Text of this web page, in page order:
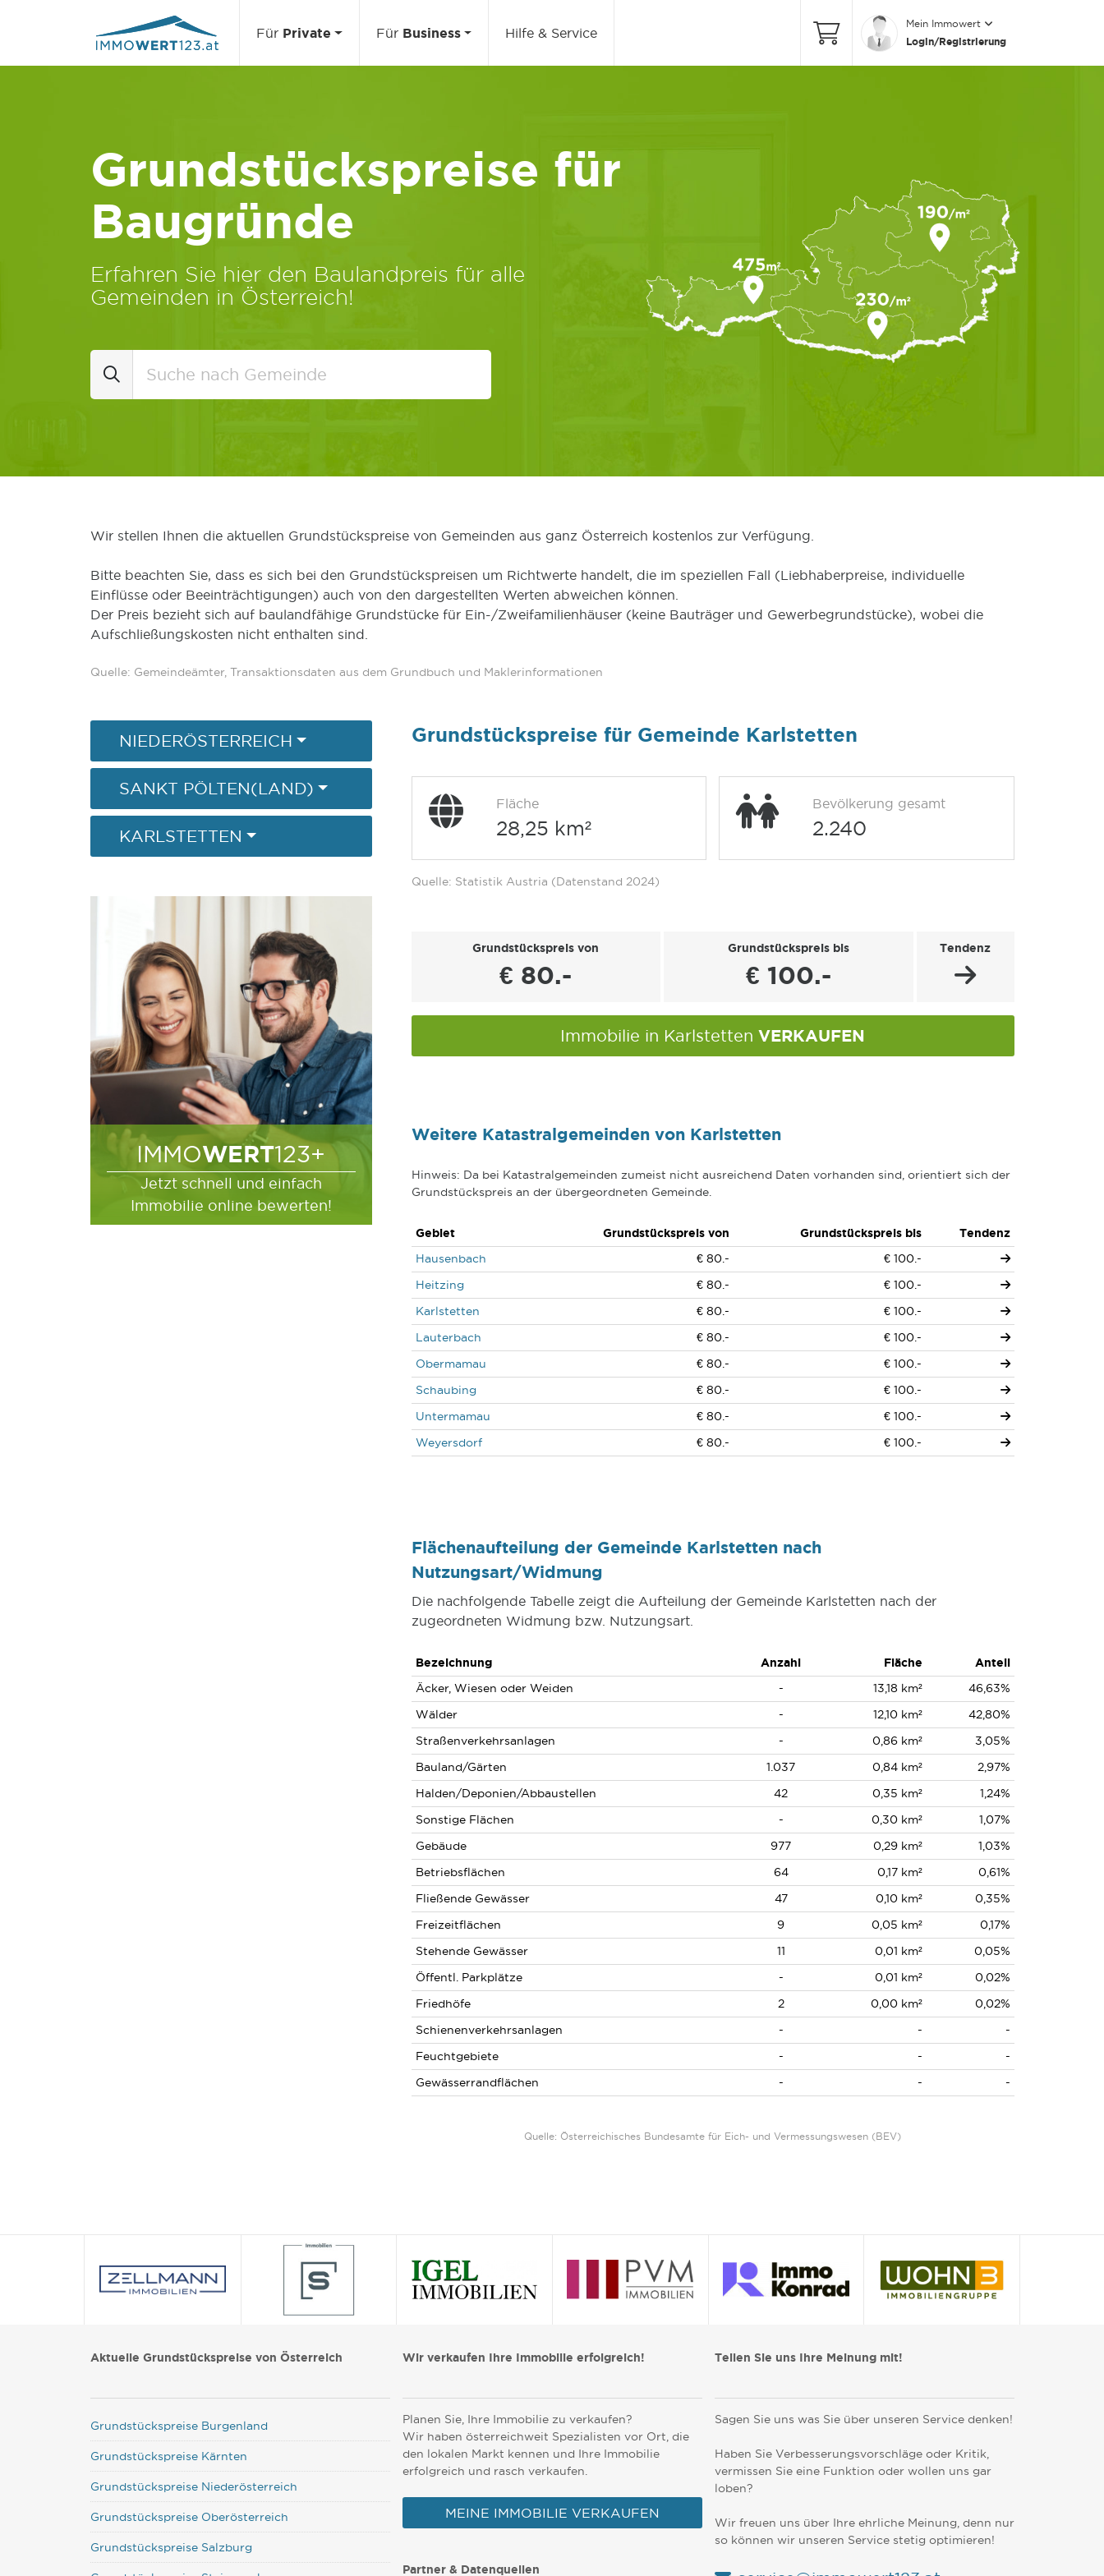
Für Private Für Business Hilfe & Service
Mein Immowert
Login/Registrierung
Grundstückspreise für
Baugründe
Erfahren Sie hier den Baulandpreis für alle
Gemeinden in Österreich!
Wir stellen Ihnen die aktuellen Grundstückspreise von Gemeinden aus ganz Österreich kostenlos zur Verfügung.
Bitte beachten Sie, dass es sich bei den Grundstückspreisen um Richtwerte handelt, die im speziellen Fall (Liebhaberpreise, individuelle
Einflüsse oder Beeinträchtigungen) auch von den dargestellten Werten abweichen können.
Der Preis bezieht sich auf baulandfähige Grundstücke für Ein-/Zweifamilienhäuser (keine Bauträger und Gewerbegrundstücke), wobei die
Aufschließungskosten nicht enthalten sind.
Quelle: Gemeindeämter, Transaktionsdaten aus dem Grundbuch und Maklerinformationen
NIEDERÖSTERREICH
SANKT PÖLTEN(LAND)
KARLSTETTEN
IMMOWERT123+
Jetzt schnell und einfach
Immobilie online bewerten!
Grundstückspreise für Gemeinde Karlstetten
Fläche
28,25 km²
Bevölkerung gesamt
2.240
Quelle: Statistik Austria (Datenstand 2024)
Grundstückspreis von
€ 80.-
Grundstückspreis bis
€ 100.-
Tendenz
Immobilie in Karlstetten VERKAUFEN
Weitere Katastralgemeinden von Karlstetten
Hinweis: Da bei Katastralgemeinden zumeist nicht ausreichend Daten vorhanden sind, orientiert sich der
Grundstückspreis an der übergeordneten Gemeinde.
Gebiet Grundstückspreis von Grundstückspreis bis
Tendenz
Hausenbach
€ 80.-
€ 100.-
Heitzing
€ 80.-
€ 100.-
Karlstetten
€ 80.-
€ 100.-
Lauterbach
€ 80.-
€ 100.-
Obermamau
€ 80.-
€ 100.-
Schaubing
€ 80.-
€ 100.-
Untermamau
€ 80.-
€ 100.-
Weyersdorf
€ 80.- € 100.-
Flächenaufteilung der Gemeinde Karlstetten nach
Nutzungsart/Widmung
Die nachfolgende Tabelle zeigt die Aufteilung der Gemeinde Karlstetten nach der
zugeordneten Widmung bzw. Nutzungsart.
Bezeichnung Anzahl Fläche
Anteil
Äcker, Wiesen oder Weiden
- 13,18 km²
46,63%
Wälder
- 12,10 km²
42,80%
Straßenverkehrsanlagen
- 0,86 km²
3,05%
Bauland/Gärten
1.037 0,84 km²
2,97%
Halden/Deponien/Abbaustellen
42 0,35 km²
1,24%
Sonstige Flächen
- 0,30 km²
1,07%
Gebäude
977 0,29 km²
1,03%
Betriebsflächen
64 0,17 km²
0,61%
Fließende Gewässer
47 0,10 km²
0,35%
Freizeitflächen
9 0,05 km²
0,17%
Stehende Gewässer
11 0,01 km²
0,05%
Öffentl. Parkplätze
- 0,01 km²
0,02%
Friedhöfe
2 0,00 km²
0,02%
Schienenverkehrsanlagen
- -
-
Feuchtgebiete
- -
-
Gewässerrandflächen
- - -
Quelle: Österreichisches Bundesamte für Eich- und Vermessungswesen (BEV)
Aktuelle Grundstückspreise von Österreich
Grundstückspreise Burgenland
Grundstückspreise Kärnten
Grundstückspreise Niederösterreich
Grundstückspreise Oberösterreich
Grundstückspreise Salzburg
Wir verkaufen Ihre Immobilie erfolgreich!
Planen Sie, Ihre Immobilie zu verkaufen?
Wir haben österreichweit Spezialisten vor Ort, die
den lokalen Markt kennen und Ihre Immobilie
erfolgreich und rasch verkaufen.
MEINE IMMOBILIE VERKAUFEN
Partner & Datenquellen
Teilen Sie uns Ihre Meinung mit!
Sagen Sie uns was Sie über unseren Service denken!
Haben Sie Verbesserungsvorschläge oder Kritik,
vermissen Sie eine Funktion oder wollen uns gar
loben?
Wir freuen uns über Ihre ehrliche Meinung, denn nur
so können wir unseren Service stetig optimieren!